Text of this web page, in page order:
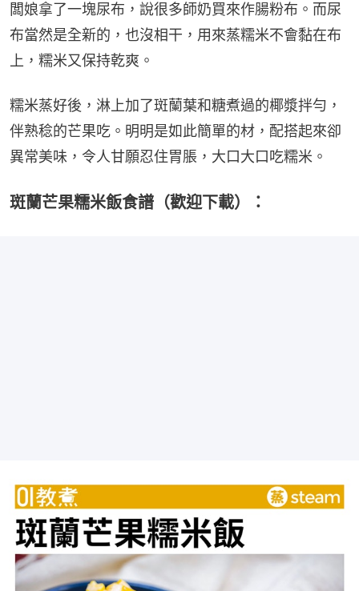
闆娘拿了一塊尿布，說很多師奶買來作腸粉布。而尿
布當然是全新的，也沒相干，用來蒸糯米不會黏在布
上，糯米又保持乾爽。
糯米蒸好後，淋上加了斑蘭葉和糖煮過的椰漿拌勻，
伴熟稔的芒果吃。明明是如此簡單的材，配搭起來卻
異常美味，令人甘願忍住胃脹，大口大口吃糯米。
斑蘭芒果糯米飯食譜（歡迎下載）：